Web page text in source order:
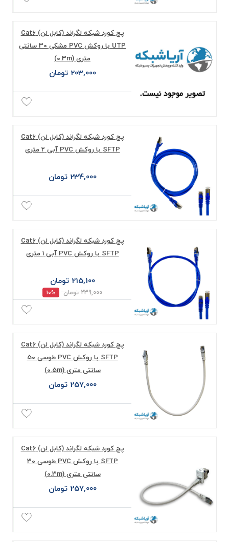
پچ کورد شبکه لگراند (کابل لن) Cat6
UTP با روکش PVC مشکی 30 سانتی
متری (0.3m)
203,000 تومان
پچ کورد شبکه لگراند (کابل لن) Cat6
SFTP با روکش PVC آبی 2 متری
234,000 تومان
پچ کورد شبکه لگراند (کابل لن) Cat6
SFTP با روکش PVC آبی 1 متری
215,100 تومان
239,000 تومان 10%
پچ کورد شبکه لگراند (کابل لن) Cat6
SFTP با روکش PVC طوسی 50
سانتی متری (0.5m)
257,000 تومان
پچ کورد شبکه لگراند (کابل لن) Cat6
SFTP با روکش PVC طوسی 30
سانتی متری (0.3m)
257,000 تومان